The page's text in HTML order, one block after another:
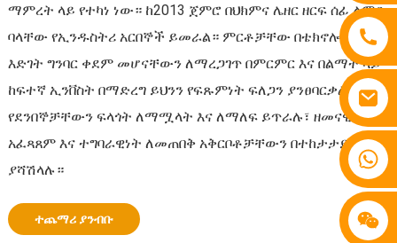
+86 15810767862
ማምረት ላይ የተካነ ነው። ከ2013 ጀምሮ በህክምና ሌዘር ዘርፍ ሰፊ ልምድ
ባላቸው የኢንዱስትሪ አርበኞች ይመራል። ምርቶቻቸው በቴክኖሎጂ
እድገት ግንባር ቀደም መሆናቸውን ለማረጋገጥ በምርምር እና በልማት ላይ
ከፍተኛ ኢንቨስት በማድረግ ይህንን የፍጹምነት ፍለጋን ያንፀባርቃል።
የደንበኞቻቸውን ፍላጎት ለማሟላት እና ለማለፍ ይጥራሉ፣ ዘመናዊ
አፈጻጸም እና ተግባራዊነት ለመጠበቅ አቅርቦቶቻቸውን በተከታታይ
ያሻሽላሉ።
ተጨማሪ ያንብቡ